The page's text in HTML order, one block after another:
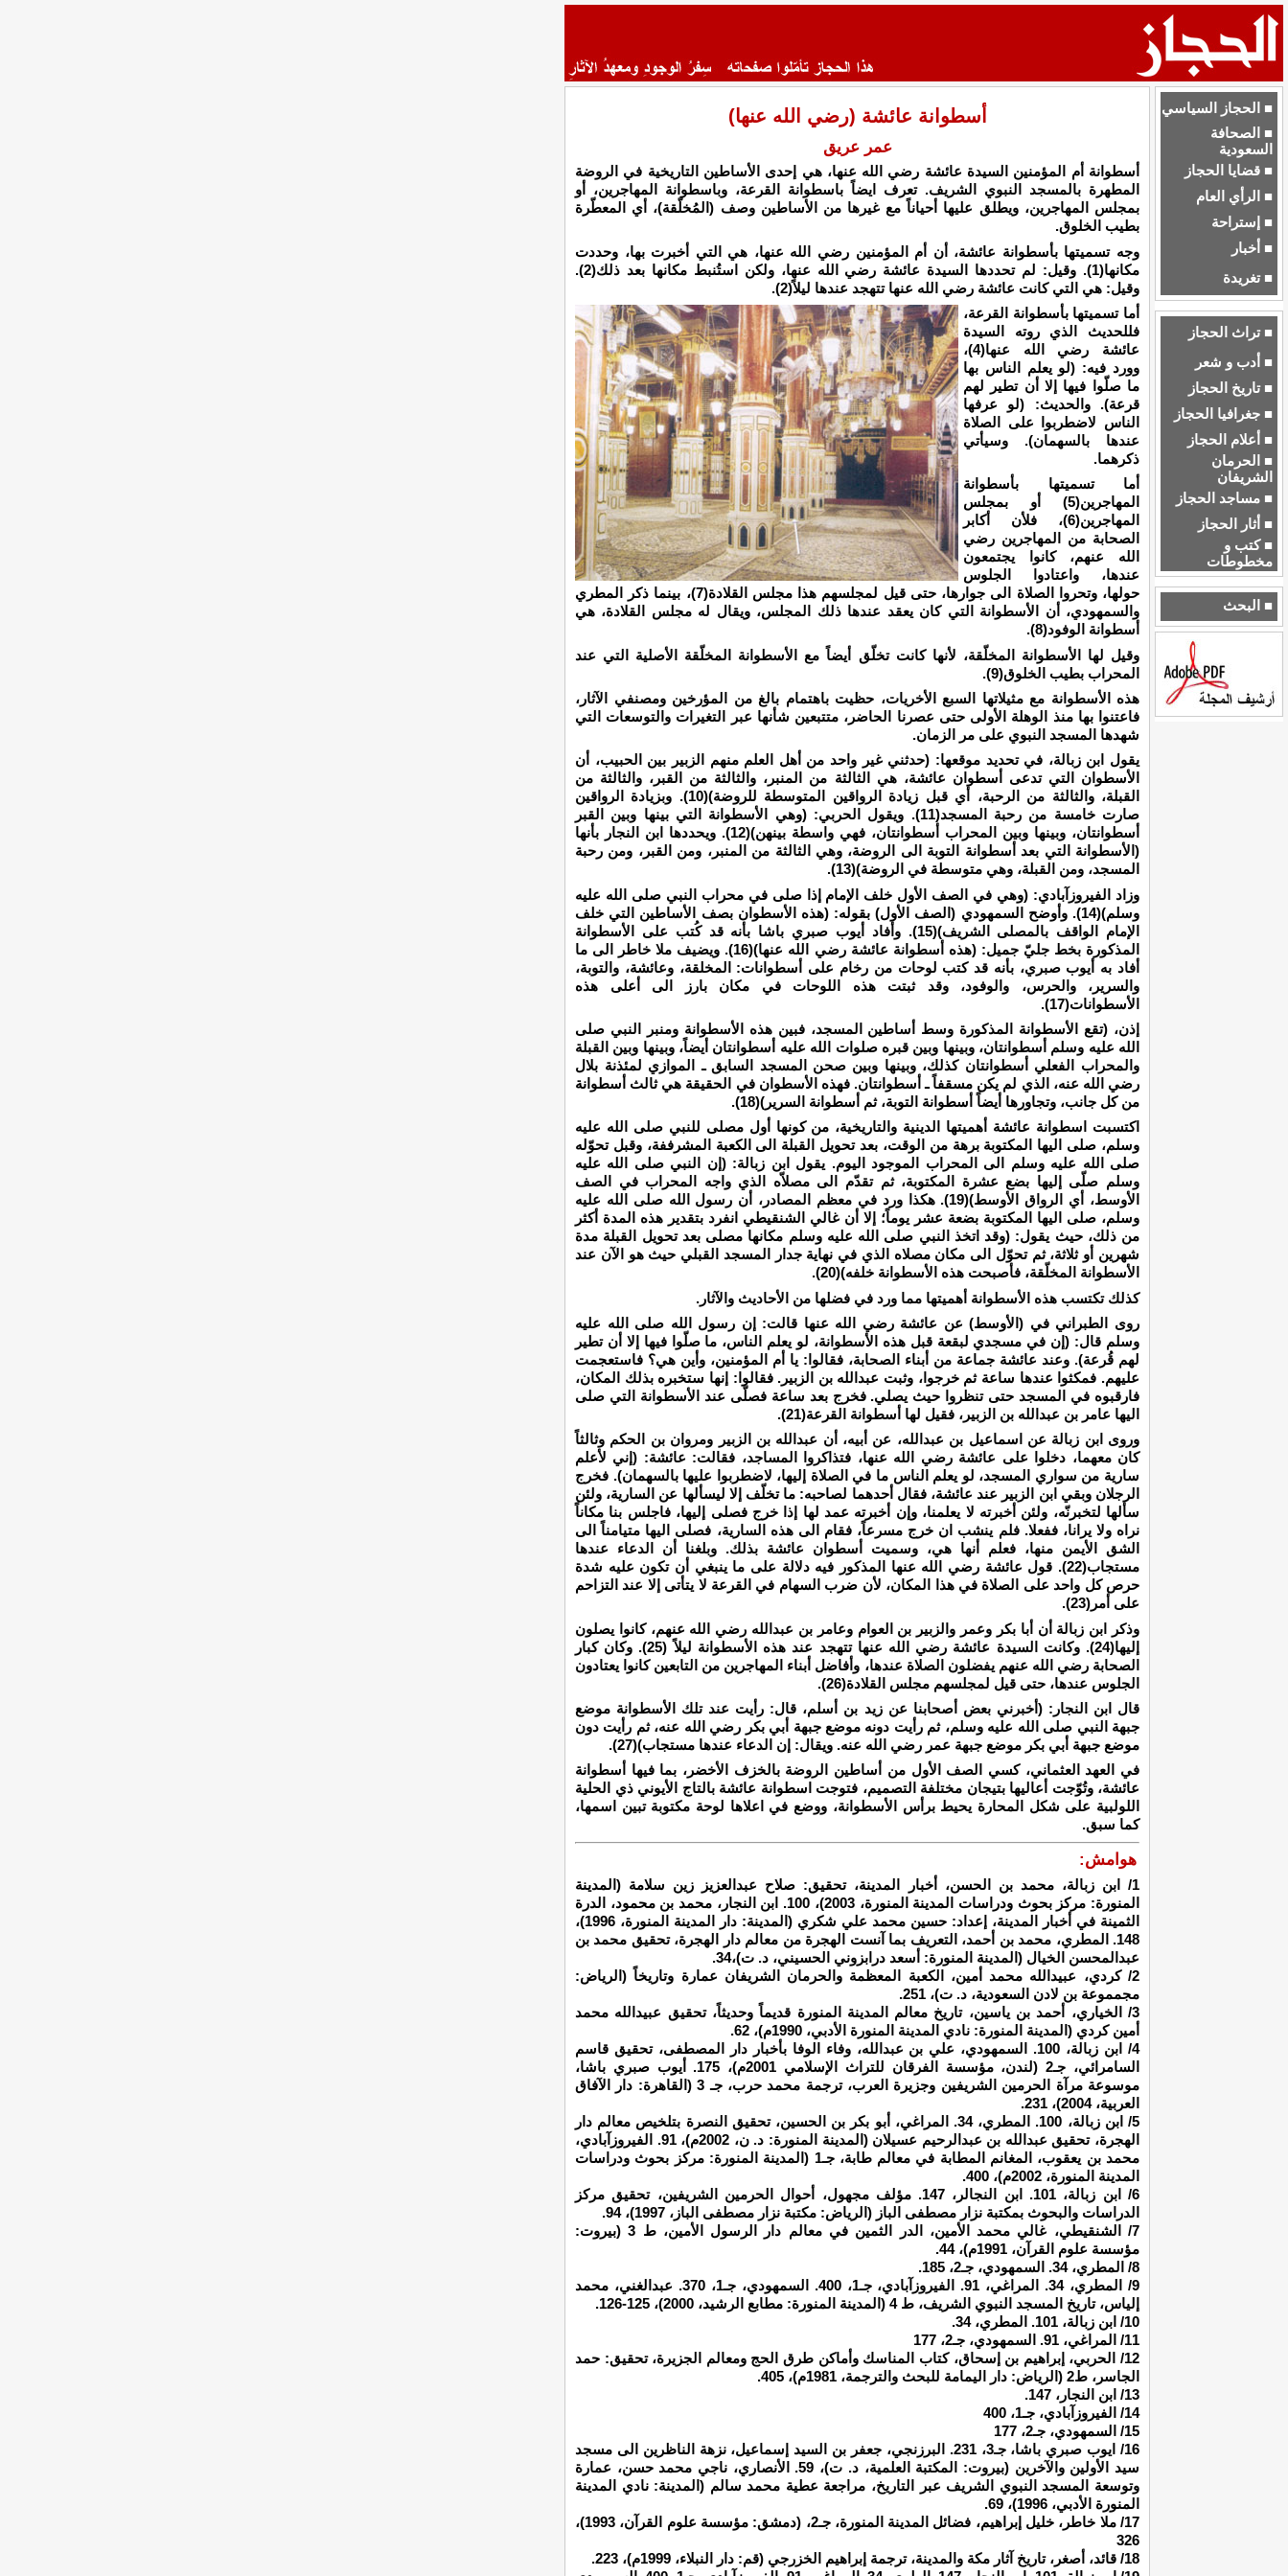
■ الحجاز السياسي
■ الصحافة
السعودية
■ قضايا الحجاز
■ الرأي العام
■ إستراحة
■ أخبار
■ تغريدة
■ تراث الحجاز
■ أدب و شعر
■ تاريخ الحجاز
■ جغرافيا الحجاز
■ أعلام الحجاز
■ الحرمان
الشريفان
■ مساجد الحجاز
■ أثار الحجاز
■ كتب و
مخطوطات
■ البحث
أسطوانة عائشة (رضي الله عنها)
عمر عريق
أسطوانة أم المؤمنين السيدة عائشة رضي الله عنها، هي إحدى الأساطين التاريخية في الروضة
المطهرة بالمسجد النبوي الشريف. تعرف ايضاً باسطوانة القرعة، وباسطوانة المهاجرين، أو
بمجلس المهاجرين، ويطلق عليها أحياناً مع غيرها من الأساطين وصف (المُخلّقة)، أي المعطّرة
بطيب الخلوق.
وجه تسميتها بأسطوانة عائشة، أن أم المؤمنين رضي الله عنها، هي التي أخبرت بها، وحددت
مكانها(1). وقيل: لم تحددها السيدة عائشة رضي الله عنها، ولكن استُنبط مكانها بعد ذلك(2).
وقيل: هي التي كانت عائشة رضي الله عنها تتهجد عندها ليلاً(2).
أما تسميتها بأسطوانة القرعة،
فللحديث الذي روته السيدة
عائشة رضي الله عنها(4)،
وورد فيه: (لو يعلم الناس بها
ما صلّوا فيها إلا أن تطير لهم
قرعة). والحديث: (لو عرفها
الناس لاضطربوا على الصلاة
عندها بالسهمان). وسيأتي
ذكرهما.
أما تسميتها بأسطوانة
المهاجرين(5) أو بمجلس
المهاجرين(6)، فلأن أكابر
الصحابة من المهاجرين رضي
الله عنهم، كانوا يجتمعون
عندها، واعتادوا الجلوس
حولها، وتحروا الصلاة الى جوارها، حتى قيل لمجلسهم هذا مجلس القلادة(7)، بينما ذكر المطري
والسمهودي، أن الأسطوانة التي كان يعقد عندها ذلك المجلس، ويقال له مجلس القلادة، هي
أسطوانة الوفود(8).
وقيل لها الأسطوانة المخلّقة، لأنها كانت تخلّق أيضاً مع الأسطوانة المخلّقة الأصلية التي عند
المحراب بطيب الخلوق(9).
هذه الأسطوانة مع مثيلاتها السبع الأخريات، حظيت باهتمام بالغ من المؤرخين ومصنفي الآثار،
فاعتنوا بها منذ الوهلة الأولى حتى عصرنا الحاضر، متتبعين شأنها عبر التغيرات والتوسعات التي
شهدها المسجد النبوي على مر الزمان.
يقول ابن زبالة، في تحديد موقعها: (حدثني غير واحد من أهل العلم منهم الزبير بين الحبيب، أن
الأسطوان التي تدعى أسطوان عائشة، هي الثالثة من المنبر، والثالثة من القبر، والثالثة من
القبلة، والثالثة من الرحبة، أي قبل زيادة الرواقين المتوسطة للروضة)(10). وبزيادة الرواقين
صارت خامسة من رحبة المسجد(11). ويقول الحربي: (وهي الأسطوانة التي بينها وبين القبر
أسطوانتان، وبينها وبين المحراب أسطوانتان، فهي واسطة بينهن)(12). ويحددها ابن النجار بأنها
(الأسطوانة التي بعد أسطوانة التوبة الى الروضة، وهي الثالثة من المنبر، ومن القبر، ومن رحبة
المسجد، ومن القبلة، وهي متوسطة في الروضة)(13).
وزاد الفيروزآبادي: (وهي في الصف الأول خلف الإمام إذا صلى في محراب النبي صلى الله عليه
وسلم)(14). وأوضح السمهودي (الصف الأول) بقوله: (هذه الأسطوان بصف الأساطين التي خلف
الإمام الواقف بالمصلى الشريف)(15). وأفاد أيوب صبري باشا بأنه قد كُتب على الأسطوانة
المذكورة بخط جليّ جميل: (هذه أسطوانة عائشة رضي الله عنها)(16). ويضيف ملا خاطر الى ما
أفاد به أيوب صبري، بأنه قد كتب لوحات من رخام على أسطوانات: المخلقة، وعائشة، والتوبة،
والسرير، والحرس، والوفود، وقد ثبتت هذه اللوحات في مكان بارز الى أعلى هذه
الأسطوانات(17).
إذن، (تقع الأسطوانة المذكورة وسط أساطين المسجد، فبين هذه الأسطوانة ومنبر النبي صلى
الله عليه وسلم أسطوانتان، وبينها وبين قبره صلوات الله عليه أسطوانتان أيضاً، وبينها وبين القبلة
والمحراب الفعلي أسطوانتان كذلك، وبينها وبين صحن المسجد السابق ـ الموازي لمئذنة بلال
رضي الله عنه، الذي لم يكن مسقفاً ـ أسطوانتان. فهذه الأسطوان في الحقيقة هي ثالث أسطوانة
من كل جانب، وتجاورها أيضاً أسطوانة التوبة، ثم أسطوانة السرير)(18).
اكتسبت اسطوانة عائشة أهميتها الدينية والتاريخية، من كونها أول مصلى للنبي صلى الله عليه
وسلم، صلى اليها المكتوبة برهة من الوقت، بعد تحويل القبلة الى الكعبة المشرففة، وقبل تحوّله
صلى الله عليه وسلم الى المحراب الموجود اليوم. يقول ابن زبالة: (إن النبي صلى الله عليه
وسلم صلّى إليها بضع عشرة المكتوبة، ثم تقدّم الى مصلاّه الذي واجه المحراب في الصف
الأوسط، أي الرواق الأوسط)(19). هكذا ورد في معظم المصادر، أن رسول الله صلى الله عليه
وسلم، صلى اليها المكتوبة بضعة عشر يوماً؛ إلا أن غالي الشنقيطي انفرد بتقدير هذه المدة أكثر
من ذلك، حيث يقول: (وقد اتخذ النبي صلى الله عليه وسلم مكانها مصلى بعد تحويل القبلة مدة
شهرين أو ثلاثة، ثم تحوّل الى مكان مصلاه الذي في نهاية جدار المسجد القبلي حيث هو الآن عند
الأسطوانة المخلّقة، فأصبحت هذه الأسطوانة خلفه)(20).
كذلك تكتسب هذه الأسطوانة أهميتها مما ورد في فضلها من الأحاديث والآثار.
روى الطبراني في (الأوسط) عن عائشة رضي الله عنها قالت: إن رسول الله صلى الله عليه
وسلم قال: (إن في مسجدي لبقعة قبل هذه الأسطوانة، لو يعلم الناس، ما صلّوا فيها إلا أن تطير
لهم قُرعة). وعند عائشة جماعة من أبناء الصحابة، فقالوا: يا أم المؤمنين، وأين هي؟ فاستعجمت
عليهم. فمكثوا عندها ساعة ثم خرجوا، وثبت عبدالله بن الزبير. فقالوا: إنها ستخبره بذلك المكان،
فارقبوه في المسجد حتى تنظروا حيث يصلي. فخرج بعد ساعة فصلّى عند الأسطوانة التي صلى
اليها عامر بن عبدالله بن الزبير، فقيل لها أسطوانة القرعة(21).
وروى ابن زبالة عن اسماعيل بن عبدالله، عن أبيه، أن عبدالله بن الزبير ومروان بن الحكم وثالثاً
كان معهما، دخلوا على عائشة رضي الله عنها، فتذاكروا المساجد، فقالت: عائشة: (إني لأعلم
سارية من سواري المسجد، لو يعلم الناس ما في الصلاة إليها، لاضطربوا عليها بالسهمان). فخرج
الرجلان وبقي ابن الزبير عند عائشة، فقال أحدهما لصاحبه: ما تخلّف إلا ليسألها عن السارية، ولئن
سألها لتخبرنّه، ولئن أخبرته لا يعلمنا، وإن أخبرته عمد لها إذا خرج فصلى إليها، فاجلس بنا مكاناً
نراه ولا يرانا، ففعلا. فلم ينشب ان خرج مسرعاً، فقام الى هذه السارية، فصلى اليها متيامناً الى
الشق الأيمن منها، فعلم أنها هي، وسميت أسطوان عائشة بذلك. وبلغنا أن الدعاء عندها
مستجاب(22). قول عائشة رضي الله عنها المذكور فيه دلالة على ما ينبغي أن تكون عليه شدة
حرص كل واحد على الصلاة في هذا المكان، لأن ضرب السهام في القرعة لا يتأتى إلا عند التزاحم
على أمر(23).
وذكر ابن زبالة أن أبا بكر وعمر والزبير بن العوام وعامر بن عبدالله رضي الله عنهم، كانوا يصلون
إليها(24). وكانت السيدة عائشة رضي الله عنها تتهجد عند هذه الأسطوانة ليلاً (25). وكان كبار
الصحابة رضي الله عنهم يفضلون الصلاة عندها، وأفاضل أبناء المهاجرين من التابعين كانوا يعتادون
الجلوس عندها، حتى قيل لمجلسهم مجلس القلادة(26).
قال ابن النجار: (أخبرني بعض أصحابنا عن زيد بن أسلم، قال: رأيت عند تلك الأسطوانة موضع
جبهة النبي صلى الله عليه وسلم، ثم رأيت دونه موضع جبهة أبي بكر رضي الله عنه، ثم رأيت دون
موضع جبهة أبي بكر موضع جبهة عمر رضي الله عنه. ويقال: إن الدعاء عندها مستجاب)(27).
في العهد العثماني، كسي الصف الأول من أساطين الروضة بالخزف الأخضر، بما فيها أسطوانة
عائشة، وتُوّجت أعاليها بتيجان مختلفة التصميم، فتوجت اسطوانة عائشة بالتاج الأيوني ذي الحلية
اللولبية على شكل المحارة يحيط برأس الأسطوانة، ووضع في اعلاها لوحة مكتوبة تبين اسمها،
كما سبق.
هوامش:
1/ ابن زبالة، محمد بن الحسن، أخبار المدينة، تحقيق: صلاح عبدالعزيز زين سلامة (المدينة
المنورة: مركز بحوث ودراسات المدينة المنورة، 2003)، 100. ابن النجار، محمد بن محمود، الدرة
الثمينة في أخبار المدينة، إعداد: حسين محمد علي شكري (المدينة: دار المدينة المنورة، 1996)،
148. المطري، محمد بن أحمد، التعريف بما آنست الهجرة من معالم دار الهجرة، تحقيق محمد بن
عبدالمحسن الخيال (المدينة المنورة: أسعد درابزوني الحسيني، د. ت)،34.
2/ كردي، عبيدالله محمد أمين، الكعبة المعظمة والحرمان الشريفان عمارة وتاريخاً (الرياض:
مجمموعة بن لادن السعودية، د. ت)، 251.
3/ الخياري، أحمد بن ياسين، تاريخ معالم المدينة المنورة قديماً وحديثاً، تحقيق عبيدالله محمد
أمين كردي (المدينة المنورة: نادي المدينة المنورة الأدبي، 1990م)، 62.
4/ ابن زبالة، 100. السمهودي، علي بن عبدالله، وفاء الوفا بأخبار دار المصطفى، تحقيق قاسم
السامرائي، جـ2 (لندن، مؤسسة الفرقان للتراث الإسلامي 2001م)، 175. أيوب صبري باشا،
موسوعة مرآة الحرمين الشريفين وجزيرة العرب، ترجمة محمد حرب، جـ 3 (القاهرة: دار الآفاق
العربية، 2004)، 231.
5/ ابن زبالة، 100. المطري، 34. المراغي، أبو بكر بن الحسين، تحقيق النصرة بتلخيص معالم دار
الهجرة، تحقيق عبدالله بن عبدالرحيم عسيلان (المدينة المنورة: د. ن، 2002م)، 91. الفيروزآبادي،
محمد بن يعقوب، المغانم المطابة في معالم طابة، جـ1 (المدينة المنورة: مركز بحوث ودراسات
المدينة المنورة، 2002م)، 400.
6/ ابن زبالة، 101. ابن النجالر، 147. مؤلف مجهول، أحوال الحرمين الشريفين، تحقيق مركز
الدراسات والبحوث بمكتبة نزار مصطفى الباز (الرياض: مكتبة نزار مصطفى الباز، 1997)، 94.
7/ الشنقيطي، غالي محمد الأمين، الدر الثمين في معالم دار الرسول الأمين، ط 3 (بيروت:
مؤسسة علوم القرآن، 1991م)، 44.
8/ المطري، 34. السمهودي، جـ2، 185.
9/ المطري، 34. المراغي، 91. الفيروزآبادي، جـ1، 400. السمهودي، جـ1، 370. عبدالغني، محمد
إلياس، تاريخ المسجد النبوي الشريف، ط 4 (المدينة المنورة: مطابع الرشيد، 2000)، 125-126.
10/ ابن زبالة، 101. المطري، 34.
11/ المراغي، 91. السمهودي، جـ2، 177
12/ الحربي، إبراهيم بن إسحاق، كتاب المناسك وأماكن طرق الحج ومعالم الجزيرة، تحقيق: حمد
الجاسر، ط2 (الرياض: دار اليمامة للبحث والترجمة، 1981م)، 405.
13/ ابن النجار، 147.
14/ الفيروزآبادي، جـ1، 400
15/ السمهودي، جـ2، 177
16/ ايوب صبري باشا، جـ3، 231. البرزنجي، جعفر بن السيد إسماعيل، نزهة الناظرين الى مسجد
سيد الأولين والآخرين (بيروت: المكتبة العلمية، د. ت)، 59. الأنصاري، ناجي محمد حسن، عمارة
وتوسعة المسجد النبوي الشريف عبر التاريخ، مراجعة عطية محمد سالم (المدينة: نادي المدينة
المنورة الأدبي، 1996)، 69.
17/ ملا خاطر، خليل إبراهيم، فضائل المدينة المنورة، جـ2، (دمشق: مؤسسة علوم القرآن، 1993)،
326
18/ قائد، أصغر، تاريخ آثار مكة والمدينة، ترجمة إبراهيم الخزرجي (قم: دار النبلاء، 1999م)، 223.